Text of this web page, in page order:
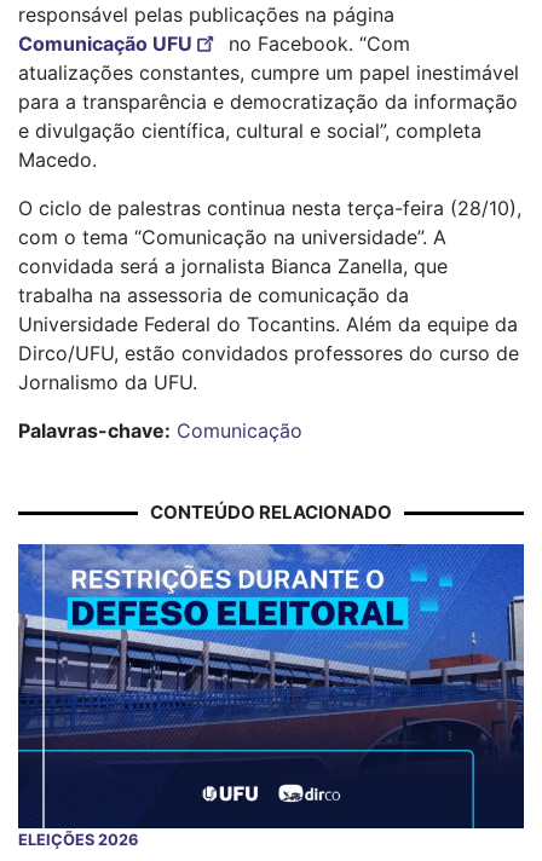
responsável pelas publicações na página
Comunicação UFU
no Facebook. “Com
atualizações constantes, cumpre um papel inestimável
para a transparência e democratização da informação
e divulgação científica, cultural e social”, completa
Macedo.
O ciclo de palestras continua nesta terça-feira (28/10),
com o tema “Comunicação na universidade”. A
convidada será a jornalista Bianca Zanella, que
trabalha na assessoria de comunicação da
Universidade Federal do Tocantins. Além da equipe da
Dirco/UFU, estão convidados professores do curso de
Jornalismo da UFU.
Palavras-chave: Comunicação
CONTEÚDO RELACIONADO
ELEIÇÕES 2026